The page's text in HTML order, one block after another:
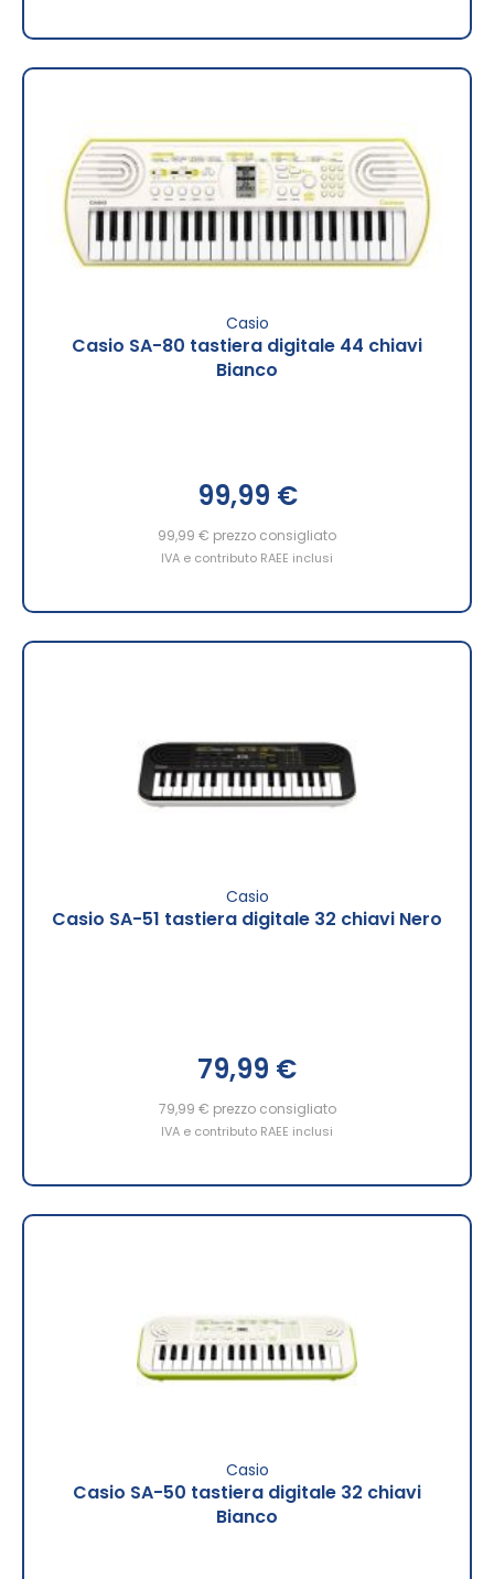
Casio
Casio SA-80 tastiera digitale 44 chiavi
Bianco
99,99 €
99,99 € prezzo consigliato
IVA e contributo RAEE inclusi
Casio
Casio SA-51 tastiera digitale 32 chiavi Nero
79,99 €
79,99 € prezzo consigliato
IVA e contributo RAEE inclusi
Casio
Casio SA-50 tastiera digitale 32 chiavi
Bianco